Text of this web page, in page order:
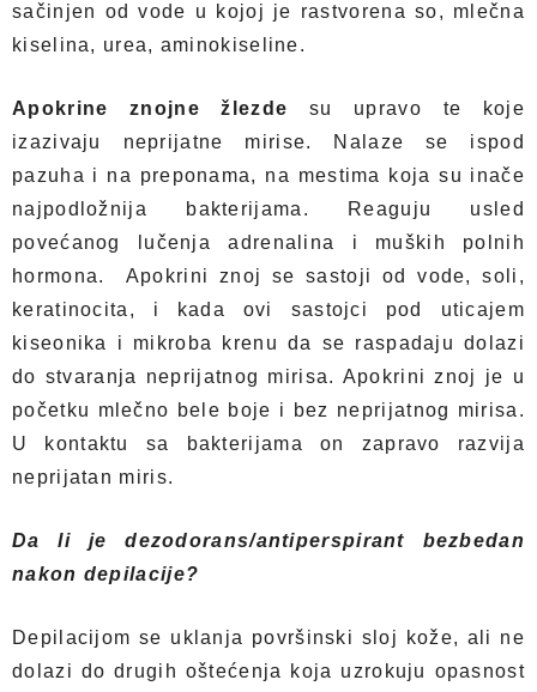
sačinjen od vode u kojoj je rastvorena so, mlečna
kiselina, urea, aminokiseline.
Apokrine znojne žlezde su upravo te koje
izazivaju neprijatne mirise. Nalaze se ispod
pazuha i na preponama, na mestima koja su inače
najpodložnija bakterijama. Reaguju usled
povećanog lučenja adrenalina i muških polnih
hormona. Apokrini znoj se sastoji od vode, soli,
keratinocita, i kada ovi sastojci pod uticajem
kiseonika i mikroba krenu da se raspadaju dolazi
do stvaranja neprijatnog mirisa. Apokrini znoj je u
početku mlečno bele boje i bez neprijatnog mirisa.
U kontaktu sa bakterijama on zapravo razvija
neprijatan miris.
Da li je dezodorans/antiperspirant bezbedan
nakon depilacije?
Depilacijom se uklanja površinski sloj kože, ali ne
dolazi do drugih oštećenja koja uzrokuju opasnost